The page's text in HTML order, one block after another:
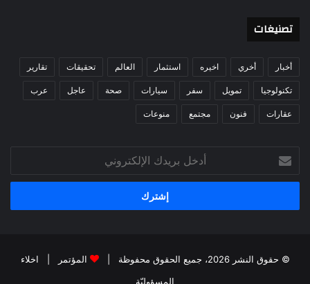
تصنيغات
أخبار أخري اخيره استثمار العالم تحقيقات تقارير
تكنولوجيا تمويل سفر سيارات صحة عاجل عرب
عقارات فنون مجتمع منوعات
بريدك
الإلكتروني
© حقوق النشر 2026، جميع الحقوق محفوظة | المؤتمر
اخلاء
المسؤوليّة